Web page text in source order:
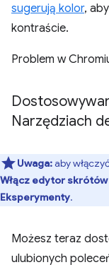
sugerują kolor,
kontraście.
Problem w
Narzędziach
Uwaga:aby
Włącz edytor
Eksperymenty.
Możesz teraz
ulubionych